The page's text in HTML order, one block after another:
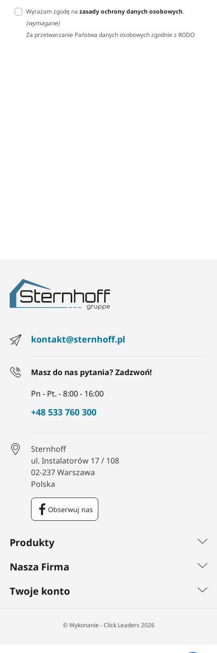
Wyrażam zgodę na zasady ochrony danych osobowych.
(wymagane)
Za przetwarzanie Państwa danych osobowych zgodnie z RODO
Produkty
Nasza Firma
Twoje konto
kontakt@sternhoff.pl
Masz do nas pytania? Zadzwoń!
Pn - Pt. - 8:00 - 16:00
+48 533 760 300
Sternhoff
ul. Instalatorów 17 / 108
02-237 Warszawa
Polska
Obserwuj nas
Facebook
©️ Wykonanie - Click Leaders 2026